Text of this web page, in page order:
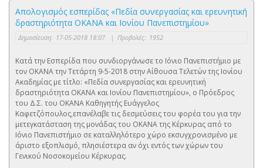
Απολογισμός εσπερίδας «Πεδία συνεργασίας και ερευνητική
δραστηριότητα ΟΚΑΝΑ και Ιονίου Πανεπιστημίου»
Δημοσίευση: 17-05-2018 18:07 | Προβολές: 1952
Κατά την Εσπερίδα που συνδιοργάνωσε το Ιόνιο Πανεπιστήμιο με
τον ΟΚΑΝΑ την Τετάρτη 9-5-2018 στην Αίθουσα Τελετών της Ιονίου
Ακαδημίας με τίτλο: «Πεδία συνεργασίας και ερευνητική
δραστηριότητα ΟΚΑΝΑ και Ιονίου Πανεπιστημίου», ο Πρόεδρος
του Δ.Σ. του ΟΚΑΝΑ Καθηγητής Ευάγγελος
Καφετζόπουλος,επανέλαβε τις δεσμεύσεις του φορέα του για την
μετεγκατάσταση της μονάδας του ΟΚΑΝΑ της Κέρκυρας από το
Ιόνιο Πανεπιστήμιο σε καταλληλότερο χώρο εκσυγχρονισμένο με
άριστο εξοπλισμό, πλησιέστερα αν όχι εντός των χώρων του
Γενικού Νοσοκομείου Κέρκυρας.